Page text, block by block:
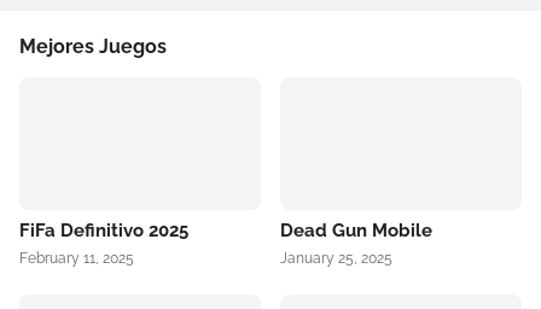
Mejores Juegos
FiFa Definitivo 2025
February 11, 2025
Dead Gun Mobile
January 25, 2025